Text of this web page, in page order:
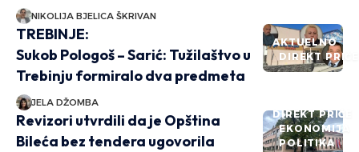
NIKOLIJA BJELICA ŠKRIVAN
AKTUELNO
DIREKT PRIČE
TREBINJE:
Sukob Pologoš – Sarić: Tužilaštvo u
Trebinju formiralo dva predmeta
JELA DŽOMBA
DIREKT PRIČE
EKONOMIJA
POLITIKA
Revizori utvrdili da je Opština
Bileća bez tendera ugovorila